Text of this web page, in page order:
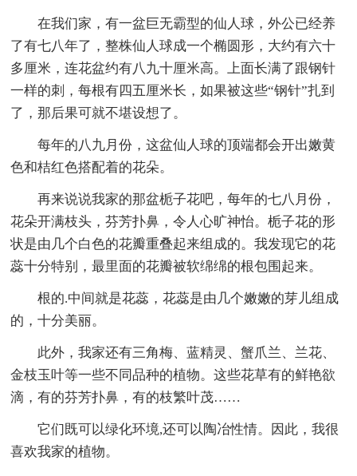
在我们家，有一盆巨无霸型的仙人球，外公已经养
了有七八年了，整株仙人球成一个椭圆形，大约有六十
多厘米，连花盆约有八九十厘米高。上面长满了跟钢针
一样的刺，每根有四五厘米长，如果被这些“钢针”扎到
了，那后果可就不堪设想了。
每年的八九月份，这盆仙人球的顶端都会开出嫩黄
色和桔红色搭配着的花朵。
再来说说我家的那盆栀子花吧，每年的七八月份，
花朵开满枝头，芬芳扑鼻，令人心旷神怡。栀子花的形
状是由几个白色的花瓣重叠起来组成的。我发现它的花
蕊十分特别，最里面的花瓣被软绵绵的根包围起来。
根的.中间就是花蕊，花蕊是由几个嫩嫩的芽儿组成
的，十分美丽。
此外，我家还有三角梅、蓝精灵、蟹爪兰、兰花、
金枝玉叶等一些不同品种的植物。这些花草有的鲜艳欲
滴，有的芬芳扑鼻，有的枝繁叶茂……
它们既可以绿化环境,还可以陶冶性情。因此，我很
喜欢我家的植物。